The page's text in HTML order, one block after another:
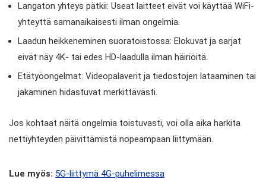
Langaton yhteys pätkii: Useat laitteet eivät voi käyttää WiFi-
yhteyttä samanaikaisesti ilman ongelmia.
Laadun heikkeneminen suoratoistossa: Elokuvat ja sarjat
eivät näy 4K- tai edes HD-laadulla ilman häiriöitä.
Etätyöongelmat: Videopalaverit ja tiedostojen lataaminen tai
jakaminen hidastuvat merkittävästi.
Jos kohtaat näitä ongelmia toistuvasti, voi olla aika harkita
nettiyhteyden päivittämistä nopeampaan liittymään.
Lue myös: 5G-liittymä 4G-puhelimessa